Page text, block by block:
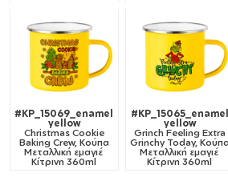
#KP_15069_enamel
yellow
Christmas Cookie
Baking Crew, Κούπα
Μεταλλική εμαγιέ
Κίτρινη 360ml
#KP_15065_enamel
yellow
Grinch Feeling Extra
Grinchy Today, Κούπα
Μεταλλική εμαγιέ
Κίτρινη 360ml